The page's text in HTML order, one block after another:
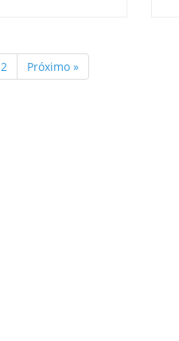
2 Próximo »